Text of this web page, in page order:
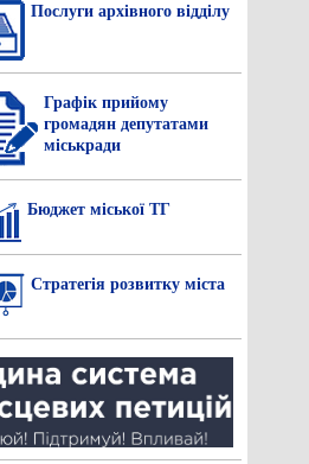
Послуги архівного відділу
Графік прийому
громадян депутатами
міськради
Бюджет міської ТГ
Стратегія розвитку міста